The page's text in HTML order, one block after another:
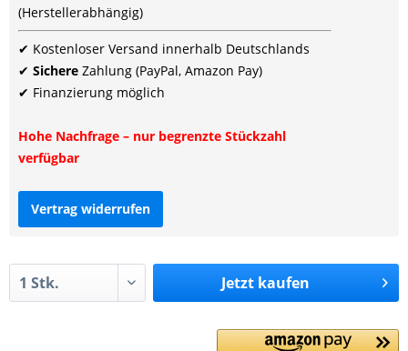
(Herstellerabhängig)
✔ Kostenloser Versand innerhalb Deutschlands
✔ Sichere Zahlung (PayPal, Amazon Pay)
✔ Finanzierung möglich
Hohe Nachfrage – nur begrenzte Stückzahl
verfügbar
Vertrag widerrufen
Jetzt kaufen